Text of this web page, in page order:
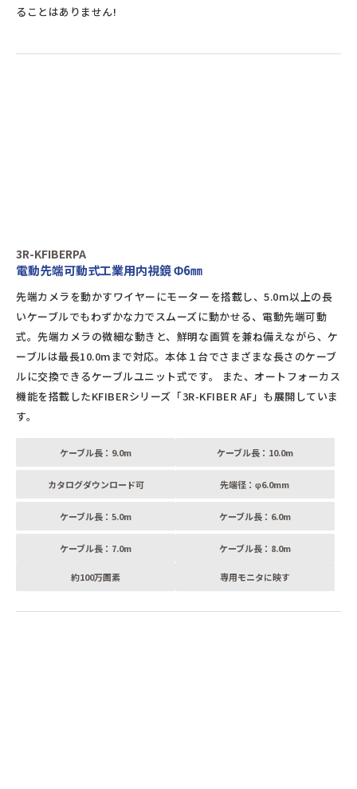
ることはありません!
3R-KFIBERPA
電動先端可動式工業用内視鏡 Φ6㎜
先端カメラを動かすワイヤーにモーターを搭載し、5.0m以上の長
いケーブルでもわずかな力でスムーズに動かせる、電動先端可動
式。先端カメラの微細な動きと、鮮明な画質を兼ね備えながら、ケ
ーブルは最長10.0mまで対応。本体１台でさまざまな長さのケーブ
ルに交換できるケーブルユニット式です。 また、オートフォーカス
機能を搭載したKFIBERシリーズ「3R-KFIBER AF」も展開していま
す。
ケーブル長：9.0m ケーブル長：10.0m
カタログダウンロード可 先端径：φ6.0mm
ケーブル長：5.0m ケーブル長：6.0m
ケーブル長：7.0m ケーブル長：8.0m
約100万画素 専用モニタに映す